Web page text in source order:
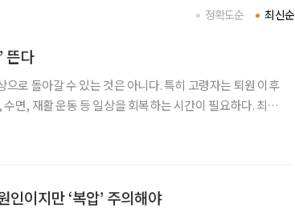
최신순
정확도순
뜬다
으로 돌아갈 수 있는 것은 아니다. 특히 고령자는 퇴원 이후
면, 재활 운동 등 일상을 회복하는 시간이 필요하다. 최근
이지만 ‘복압’ 주의해야